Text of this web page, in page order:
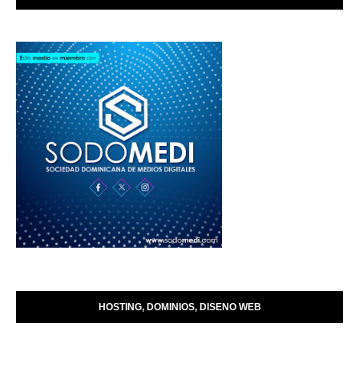
HOSTING, DOMINIOS, DISENO WEB